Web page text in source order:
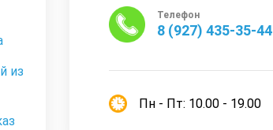
из
Телефон
8 (927) 435-35-44
Пн - Пт: 10.00 - 19.00